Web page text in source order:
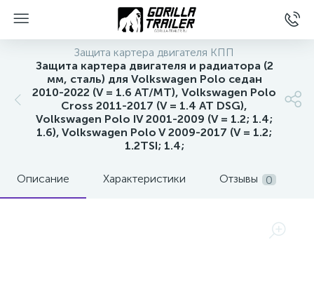
Защита картера двигателя КПП
Защита картера двигателя и радиатора (2
мм, сталь) для Volkswagen Polo седан
2010-2022 (V = 1.6 AT/MT), Volkswagen Polo
Cross 2011-2017 (V = 1.4 AT DSG),
Volkswagen Polo IV 2001-2009 (V = 1.2; 1.4;
1.6), Volkswagen Polo V 2009-2017 (V = 1.2;
1.2TSI; 1.4;
Описание Характеристики Отзывы 0